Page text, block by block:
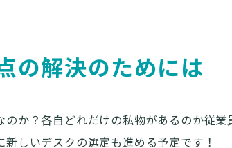
の解決のためには
のか？各自どれだけの私物があるのか従
新しいデスクの選定も進める予定です！